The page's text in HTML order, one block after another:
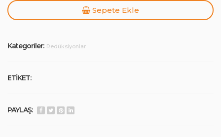
Sepete Ekle
Kategoriler: Redüksiyonlar
ETİKET:
PAYLAŞ: